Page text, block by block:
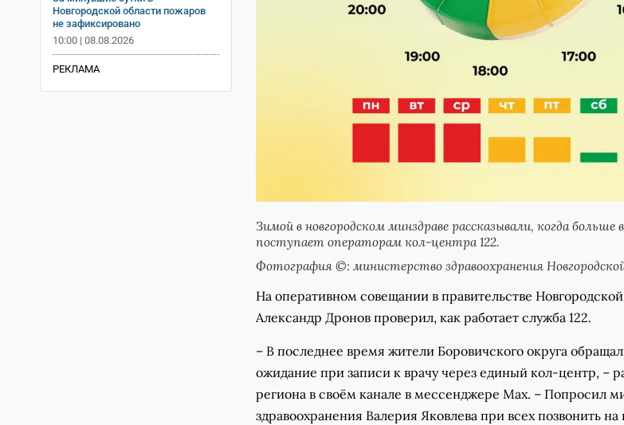
Новгородской области пожаров
не зафиксировано
10:00 | 08.08.2026
РЕКЛАМА
Зимой в новгородском минздраве рассказывали, когда больше
поступает операторам кол-центра 122.
Фотография ©: министерство здравоохранения
На оперативном совещании в правительстве
Александр Дронов проверил, как работает служба 122.
– В последнее время жители Боровичского округа
ожидание при записи к врачу через единый кол-центр, –
региона в своём канале в мессенджере Мах. – Попросил
здравоохранения Валерия Яковлева при всех позвонить